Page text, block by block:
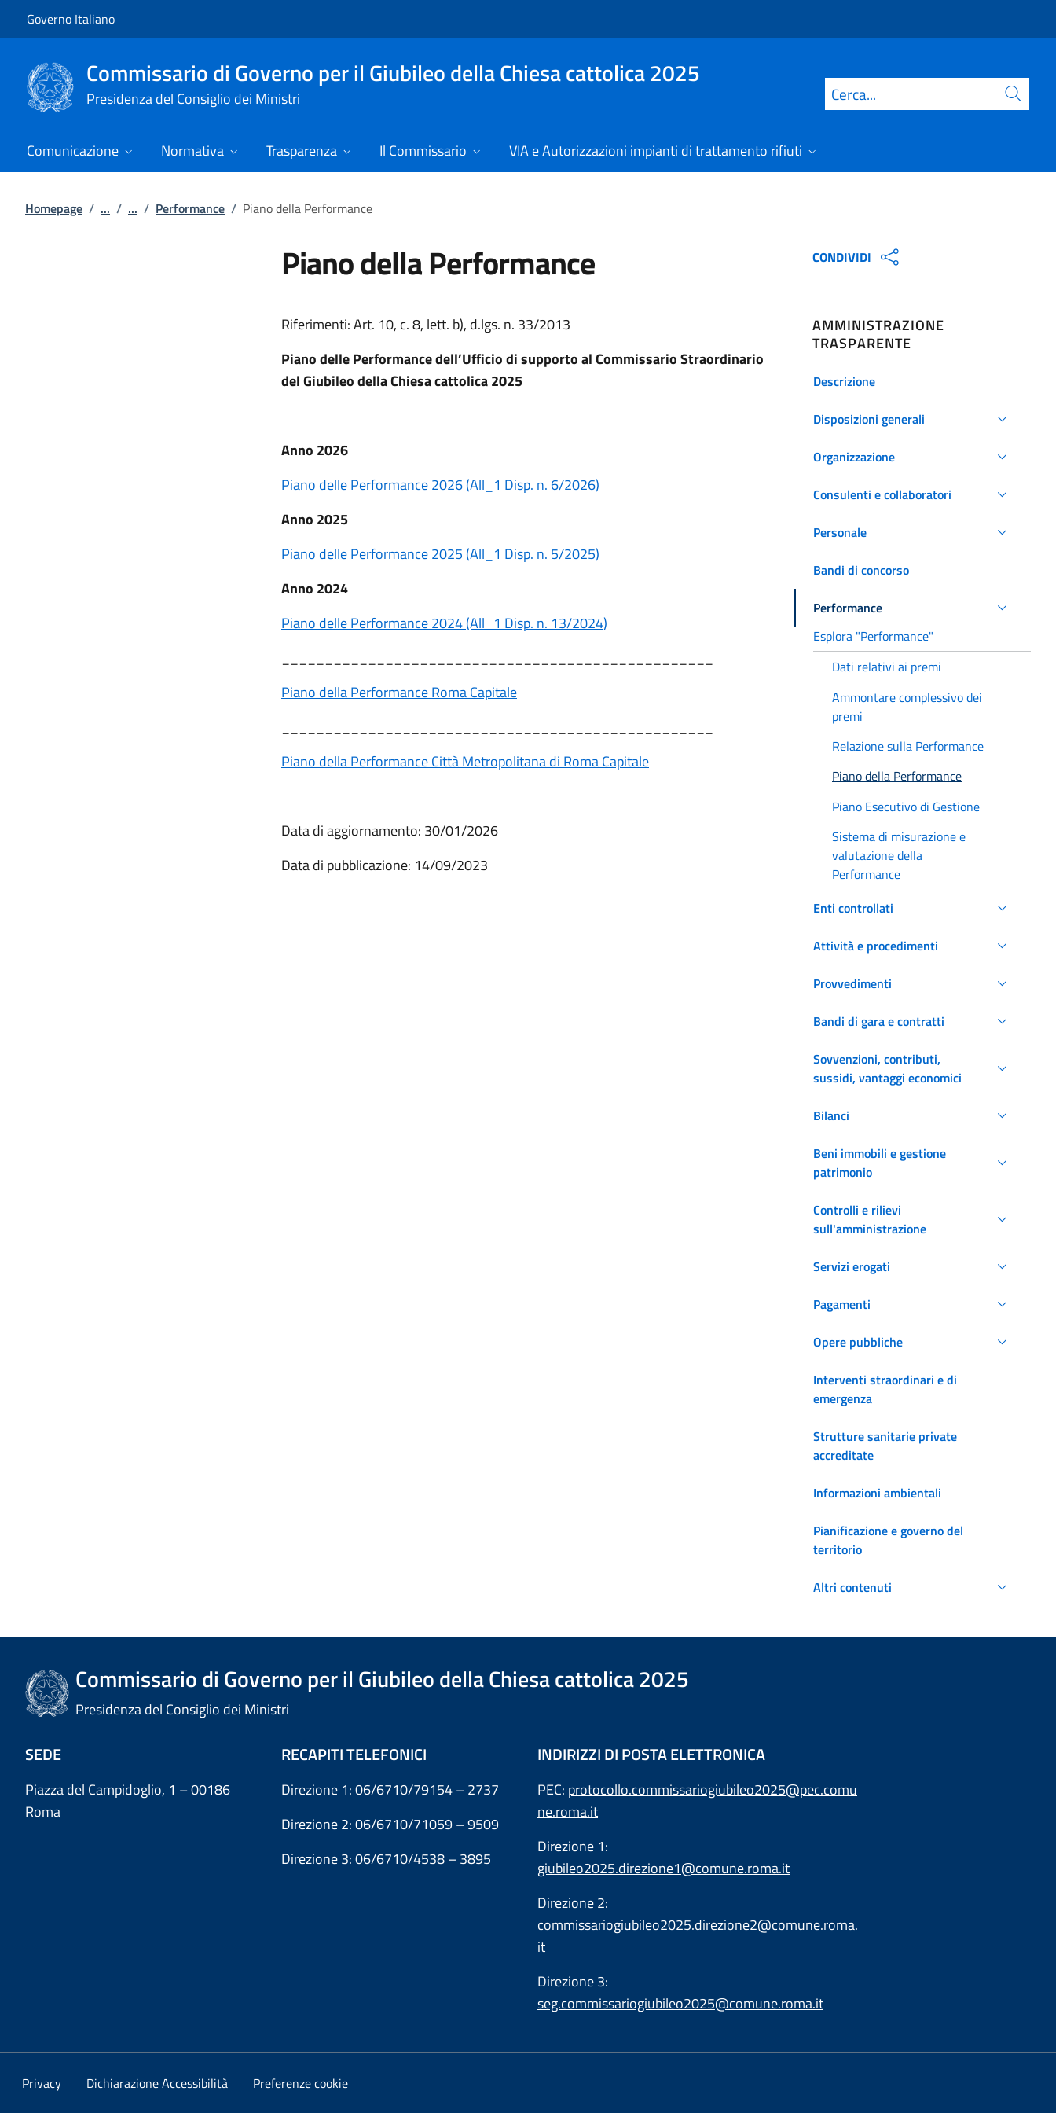
Governo Italiano
Commissario di Governo per il Giubileo della Chiesa cattolica 2025
Presidenza del Consiglio dei Ministri Cerca
Comunicazione Normativa Trasparenza Il Commissario VIA e Autorizzazioni impianti di trattamento rifiuti
Homepage / ... / ... / Performance / Piano della Performance
Piano della Performance
Riferimenti: Art. 10, c. 8, lett. b), d.lgs. n. 33/2013
Piano delle Performance dell’Ufficio di supporto al Commissario Straordinario
del Giubileo della Chiesa cattolica 2025
Anno 2026
Piano delle Performance 2026 (All_1 Disp. n. 6/2026)
Anno 2025
Piano delle Performance 2025 (All_1 Disp. n. 5/2025)
Anno 2024
Piano delle Performance 2024 (All_1 Disp. n. 13/2024)
Piano della Performance Roma Capitale
Piano della Performance Città Metropolitana di Roma Capitale
Data di aggiornamento: 30/01/2026
Data di pubblicazione: 14/09/2023
CONDIVIDI
AMMINISTRAZIONE
TRASPARENTE
Descrizione
Disposizioni generali
Organizzazione
Consulenti e collaboratori
Personale
Bandi di concorso
Performance
Esplora "Performance"
Dati relativi ai premi
Ammontare complessivo dei
premi
Relazione sulla Performance
Piano della Performance
Piano Esecutivo di Gestione
Sistema di misurazione e
valutazione della
Performance
Enti controllati
Attività e procedimenti
Provvedimenti
Bandi di gara e contratti
Sovvenzioni, contributi,
sussidi, vantaggi economici
Bilanci
Beni immobili e gestione
patrimonio
Controlli e rilievi
sull'amministrazione
Servizi erogati
Pagamenti
Opere pubbliche
Interventi straordinari e di
emergenza
Strutture sanitarie private
accreditate
Informazioni ambientali
Pianificazione e governo del
territorio
Altri contenuti
Commissario di Governo per il Giubileo della Chiesa cattolica 2025
Presidenza del Consiglio dei Ministri
SEDE
Piazza del Campidoglio, 1 – 00186
Roma
RECAPITI TELEFONICI
Direzione 1: 06/6710/79154 – 2737
Direzione 2: 06/6710/71059 – 9509
Direzione 3: 06/6710/4538 – 3895
INDIRIZZI DI POSTA ELETTRONICA
PEC: protocollo.commissariogiubileo2025@pec.comu
ne.roma.it
Direzione 1:
giubileo2025.direzione1@comune.roma.it
Direzione 2:
commissariogiubileo2025.direzione2@comune.roma.
it
Direzione 3:
seg.commissariogiubileo2025@comune.roma.it
Privacy Dichiarazione Accessibilità Preferenze cookie